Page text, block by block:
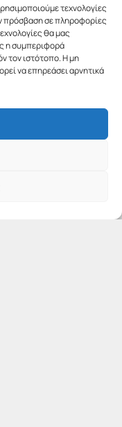
τεχνολογίες
πρόσβαση σε πληροφορίες
θα μας
η συμπεριφορά
τον ιστότοπο. Η μη
να επηρεάσει αρνητικά